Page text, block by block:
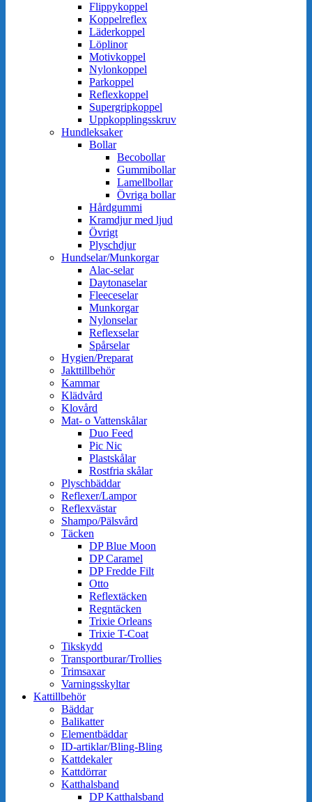
Flippykoppel
Koppelreflex
Läderkoppel
Löplinor
Motivkoppel
Nylonkoppel
Parkoppel
Reflexkoppel
Supergripkoppel
Uppkopplingsskruv
Hundleksaker
Bollar
Becobollar
Gummibollar
Lamellbollar
Övriga bollar
Hårdgummi
Kramdjur med ljud
Övrigt
Plyschdjur
Hundselar/Munkorgar
Alac-selar
Daytonaselar
Fleeceselar
Munkorgar
Nylonselar
Reflexselar
Spårselar
Hygien/Preparat
Jakttillbehör
Kammar
Klädvård
Klovård
Mat- o Vattenskålar
Duo Feed
Pic Nic
Plastskålar
Rostfria skålar
Plyschbäddar
Reflexer/Lampor
Reflexvästar
Shampo/Pälsvård
Täcken
DP Blue Moon
DP Caramel
DP Fredde Filt
Otto
Reflextäcken
Regntäcken
Trixie Orleans
Trixie T-Coat
Tikskydd
Transportburar/Trollies
Trimsaxar
Varningsskyltar
Kattillbehör
Bäddar
Balikatter
Elementbäddar
ID-artiklar/Bling-Bling
Kattdekaler
Kattdörrar
Katthalsband
DP Katthalsband